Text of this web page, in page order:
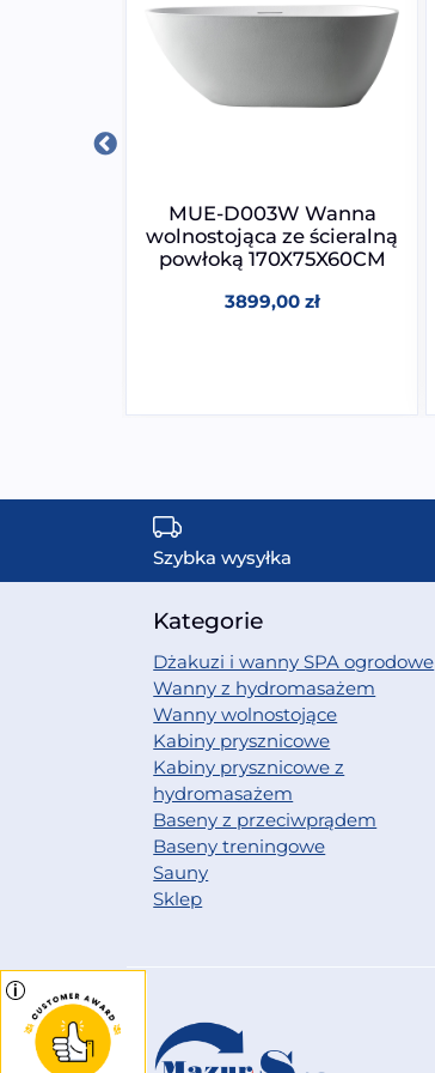
MUE-D003W Wanna
wolnostojąca ze ścieralną
powłoką 170X75X60CM
3899,00 zł
Szybka wysyłka
Kategorie
Dżakuzi i wanny SPA ogrodowe
Wanny z hydromasażem
Wanny wolnostojące
Kabiny prysznicowe
Kabiny prysznicowe z
hydromasażem
Baseny z przeciwprądem
Baseny treningowe
Sauny
Sklep